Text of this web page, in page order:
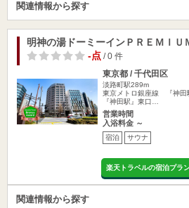
関連情報から探す
明神の湯ドーミーインＰＲＥＭＩＵ
-点 / 0 件
東京都 / 千代田区
淡路町駅289m
東京メトロ銀座線 『神田
『神田駅』東口…
営業時間
入浴料金 ～
宿泊 サウナ
楽天トラベルの宿泊プラ
関連情報から探す